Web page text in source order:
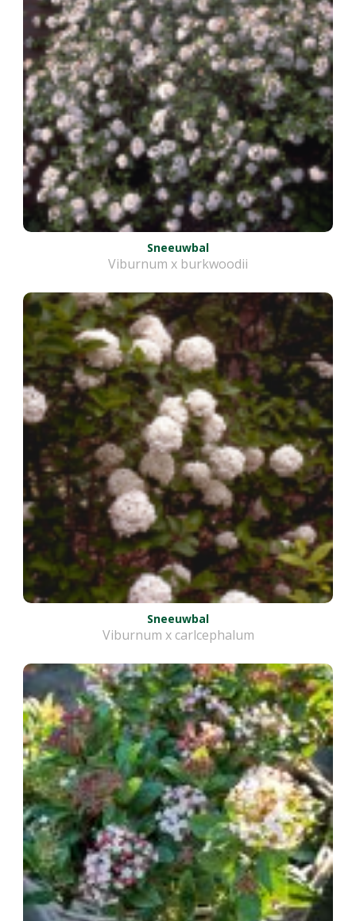
Sneeuwbal
Viburnum x burkwoodii
Sneeuwbal
Viburnum x carlcephalum